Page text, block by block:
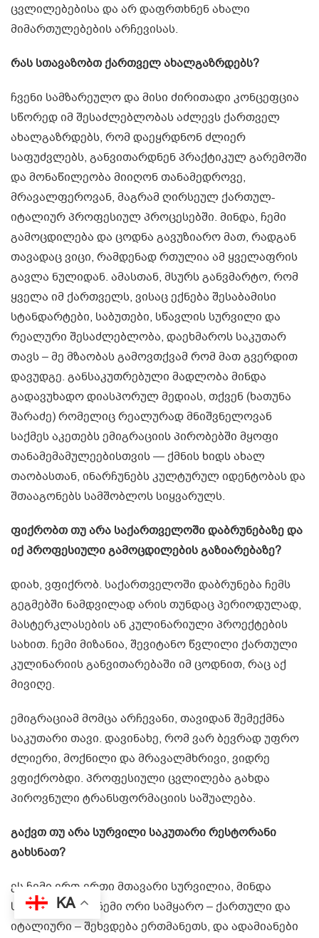
ცვლილებებისა და არ დაფრთხნენ ახალი
მიმართულებების არჩევისას.
რას სთავაზობთ ქართველ ახალგაზრდებს?
ჩვენი სამზარეულო და მისი ძირითადი კონცეფცია
სწორედ იმ შესაძლებლობას აძლევს ქართველ
ახალგაზრდებს, რომ დაეყრდნონ ძლიერ
საფუძვლებს, განვითარდნენ პრაქტიკულ გარემოში
და მონაწილეობა მიიღონ თანამედროვე,
მრავალფეროვან, მაგრამ ღირსეულ ქართულ-
იტალიურ პროფესიულ პროცესებში. მინდა, ჩემი
გამოცდილება და ცოდნა გავუზიარო მათ, რადგან
თავადაც ვიცი, რამდენად რთულია ამ ყველაფრის
გავლა ნულიდან. ამასთან, მსურს განვმარტო, რომ
ყველა იმ ქართველს, ვისაც ექნება შესაბამისი
სტანდარტები, საბუთები, სწავლის სურვილი და
რეალური შესაძლებლობა, დაეხმაროს საკუთარ
თავს – მე მზაობას გამოვთქვამ რომ მათ გვერდით
დავუდგე. განსაკუთრებული მადლობა მინდა
გადავუხადო დიასპორულ მედიას, თქვენ (ხათუნა
შარაძე) რომელიც რეალურად მნიშვნელოვან
საქმეს აკეთებს ემიგრაციის პირობებში მყოფი
თანამემამულეებისთვის — ქმნის ხიდს ახალ
თაობასთან, ინარჩუნებს კულტურულ იდენტობას და
შთააგონებს სამშობლოს სიყვარულს.
ფიქრობთ თუ არა საქართველოში დაბრუნებაზე და
იქ პროფესიული გამოცდილების გაზიარებაზე?
დიახ, ვფიქრობ. საქართველოში დაბრუნება ჩემს
გეგმებში ნამდვილად არის თუნდაც პერიოდულად,
მასტერკლასების ან კულინარიული პროექტების
სახით. ჩემი მიზანია, შევიტანო წვლილი ქართული
კულინარიის განვითარებაში იმ ცოდნით, რაც აქ
მივიღე.
ემიგრაციამ მომცა არჩევანი, თავიდან შემექმნა
საკუთარი თავი. დავინახე, რომ ვარ ბევრად უფრო
ძლიერი, მოქნილი და მრავალმხრივი, ვიდრე
ვფიქრობდი. პროფესიული ცვლილება გახდა
პიროვნული ტრანსფორმაციის საშუალება.
გაქვთ თუ არა სურვილი საკუთარი რესტორანი
გახსნათ?
ეს ჩემი ერთ-ერთი მთავარი სურვილია, მინდა
სივრცე, სადაც ჩემი ორი სამყარო – ქართული და
იტალიური – შეხვდება ერთმანეთს, და ადამიანები
KA